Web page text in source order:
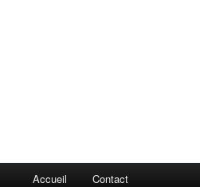
Accueil Contact